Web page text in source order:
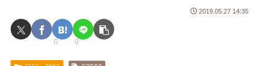
2019.05.27 14:35
0 0